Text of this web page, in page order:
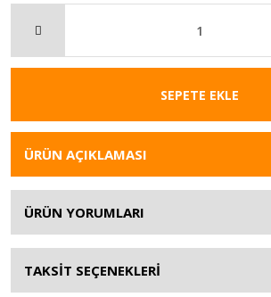
SEPETE EKLE
ÜRÜN AÇIKLAMASI
ÜRÜN YORUMLARI
TAKSİT SEÇENEKLERİ